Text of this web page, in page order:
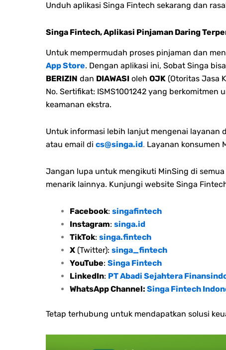
Unduh aplikasi Singa Fintech sekarang dan
Singa Fintech, Aplikasi Pinjaman Daring
Untuk mempermudah proses pinjaman dan
App Store. Dengan aplikasi ini, Sobat Singa
BERIZIN dan DIAWASI oleh OJK (Otoritas Jasa
No. Sertifikat: ISMS1001242 yang
keamanan ekstra.
Untuk informasi lebih lanjut mengenai layanan
atau email di cs@singa.id. Layanan konsumen
Jangan lupa untuk mengikuti MinSing di
menarik lainnya. Kunjungi website Singa
Facebook: singafintech
Instagram: singa.id
TikTok: singa.fintech
X (Twitter): singa_fintech
YouTube: Singa Fintech
LinkedIn: PT Abadi Sejahtera
WhatsApp Channel: Singa Fintech
Tetap terhubung untuk mendapatkan solusi